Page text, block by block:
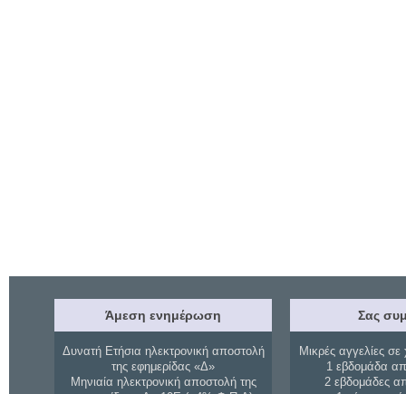
Άμεση ενημέρωση
Δυνατή Ετήσια ηλεκτρονική αποστολή
της εφημερίδας «Δ»
Μηνιαία ηλεκτρονική αποστολή της
Σας
Μικρές αγγελίες σε
1 εβδομάδα
2 εβδομάδες